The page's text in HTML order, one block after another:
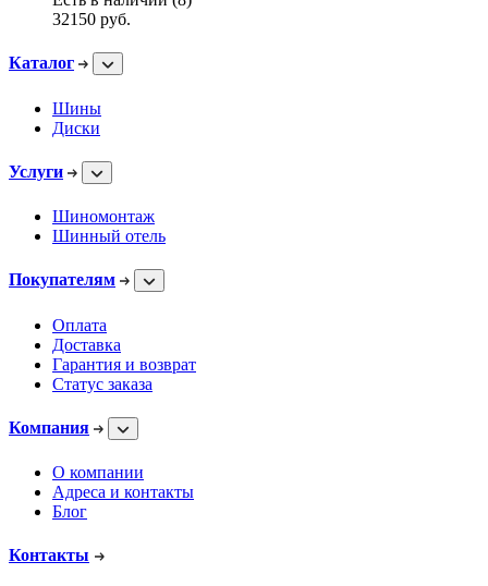
32150 руб.
Каталог
Шины
Диски
Услуги
Шиномонтаж
Шинный отель
Покупателям
Оплата
Доставка
Гарантия и возврат
Статус заказа
Компания
О компании
Адреса и контакты
Блог
Контакты